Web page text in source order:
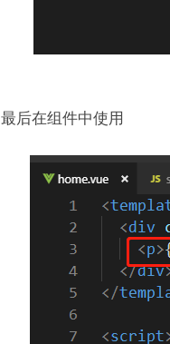
最后在组件中使用